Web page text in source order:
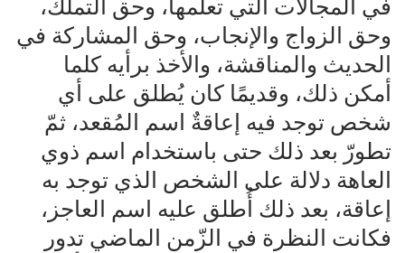
في المجالات التي تعلمها، وحق التملك،
وحق الزواج والإنجاب، وحق المشاركة في
الحديث والمناقشة، والأخذ برأيه كلما
أمكن ذلك، وقديمًا كان يُطلق على أي
شخص توجد فيه إعاقةٌ اسم المُقعد، ثمّ
تطورّ بعد ذلك حتى باستخدام اسم ذوي
العاهة دلالة على الشخص الذي توجد به
إعاقة، بعد ذلك أُطلق عليه اسم العاجز،
فكانت النظرة في الزّمن الماضي تدور